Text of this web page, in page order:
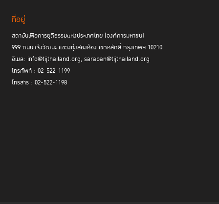
ที่อยู่
สถาบันเพื่อการยุติธรรมแห่งประเทศไทย (องค์การมหาชน)
999 ถนนแจ้งวัฒนะ แขวงทุ่งสองห้อง เขตหลักสี่ กรุงเทพฯ 10210
อีเมล: info@tijthailand.org, saraban@tijthailand.org
โทรศัพท์ : 02-522-1199
โทรสาร : 02-522-1198